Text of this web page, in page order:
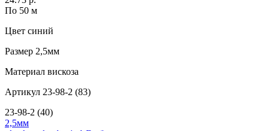
По 50 м
Цвет синий
Размер 2,5мм
Материал вискоза
Артикул 23-98-2 (83)
23-98-2 (40)
2,5мм